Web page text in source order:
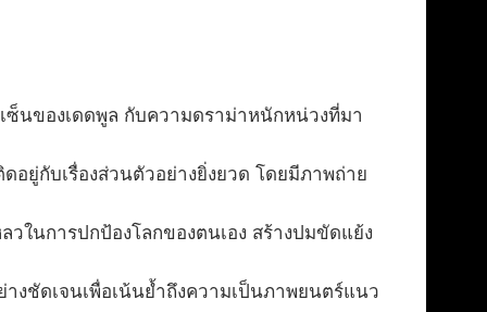
ซ็นของเดดพูล กับความดราม่าหนักหน่วงที่มา
อยู่กับเรื่องส่วนตัวอย่างยิ่งยวด โดยมีภาพถ่าย
ในการปกป้องโลกของตนเอง สร้างปมขัดแย้ง
งชัดเจนเพื่อเน้นย้ำถึงความเป็นภาพยนตร์แนว